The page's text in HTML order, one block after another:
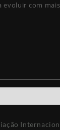
evoluir com